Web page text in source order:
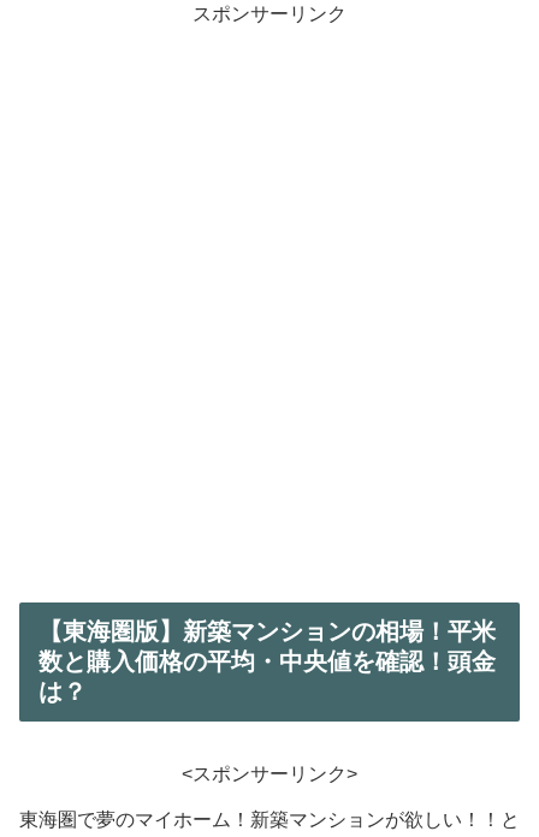
スポンサーリンク
【東海圏版】新築マンションの相場！平米
数と購入価格の平均・中央値を確認！頭金
は？
<スポンサーリンク>
東海圏で夢のマイホーム！新築マンションが欲しい！！と